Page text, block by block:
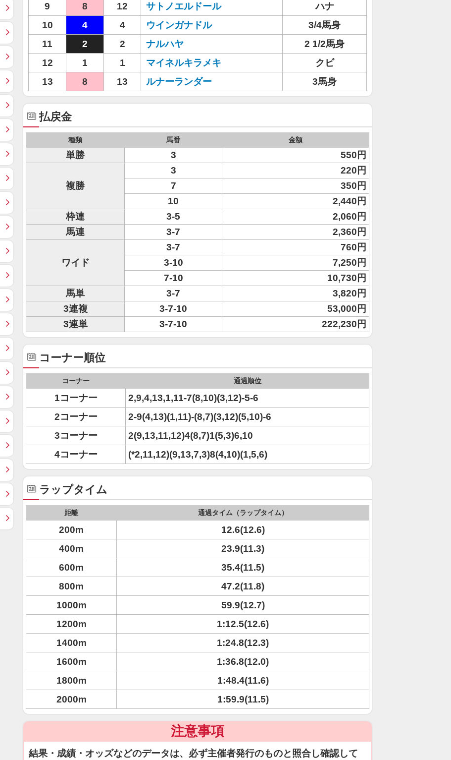
9
8 12 サトノエルドール
ハナ
10
4 4 ウインガナドル
3/4馬身
11
2 2 ナルハヤ
2 1/2馬身
12
1 1 マイネルキラメキ
クビ
13
8 13 ルナーランダー 3馬身
払戻金
種類 馬番 金額
単勝 3 550円
複勝
3
220円
7
350円
10
2,440円
枠連
3-5
2,060円
馬連
3-7 2,360円
ワイド
3-7
760円
3-10
7,250円
7-10
10,730円
馬単
3-7
3,820円
3連複
3-7-10
53,000円
3連単
3-7-10 222,230円
コーナー順位
コーナー 通過順位
1コーナー
2,9,4,13,1,11-7(8,10)(3,12)-5-6
2コーナー
2-9(4,13)(1,11)-(8,7)(3,12)(5,10)-6
3コーナー
2(9,13,11,12)4(8,7)1(5,3)6,10
4コーナー
(*2,11,12)(9,13,7,3)8(4,10)(1,5,6)
ラップタイム
距離 通過タイム（ラップタイム）
200m
12.6(12.6)
400m
23.9(11.3)
600m
35.4(11.5)
800m
47.2(11.8)
1000m
59.9(12.7)
1200m
1:12.5(12.6)
1400m
1:24.8(12.3)
1600m
1:36.8(12.0)
1800m
1:48.4(11.6)
2000m
1:59.9(11.5)
注意事項
結果・成績・オッズなどのデータは、必ず主催者発行のものと照合し確認して